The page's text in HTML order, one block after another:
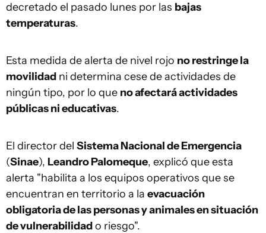
decretado el pasado lunes por las bajas
temperaturas.
Esta medida de alerta de nivel rojo no restringe la
movilidad ni determina cese de actividades de
ningún tipo, por lo que no afectará actividades
públicas ni educativas.
El director del Sistema Nacional de Emergencia
(Sinae), Leandro Palomeque, explicó que esta
alerta "habilita a los equipos operativos que se
encuentran en territorio a la evacuación
obligatoria de las personas y animales en situación
de vulnerabilidado riesgo".